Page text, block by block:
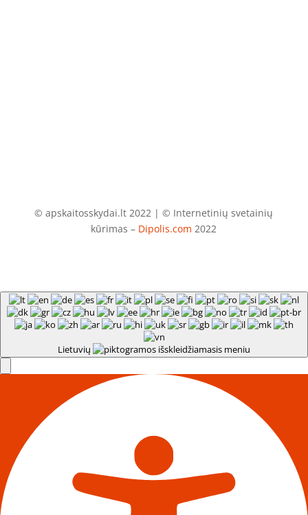
© apskaitosskydai.lt 2022 | © Internetinių svetainių
kūrimas – Dipolis.com 2022
Lietuvių